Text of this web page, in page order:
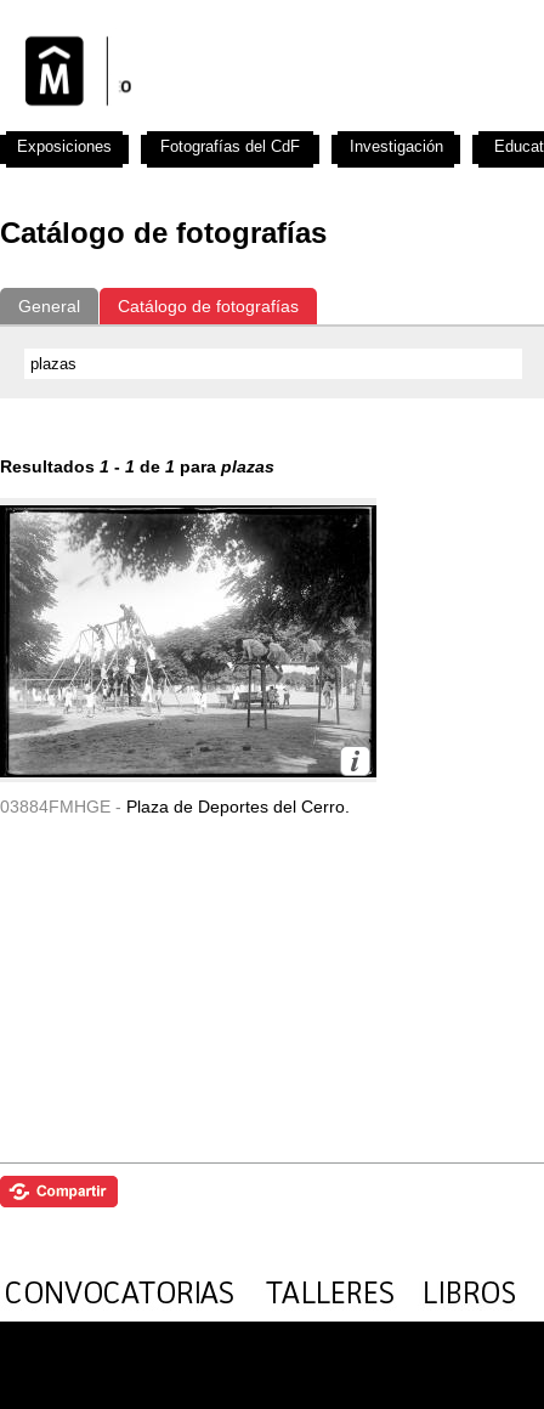
Catálogo de fotografías
General Catálogo de fotografías
Resultados 1 - 1 de 1 para plazas
03884FMHGE - Plaza de Deportes del Cerro.
Exposiciones Fotografías del CdF Investigación